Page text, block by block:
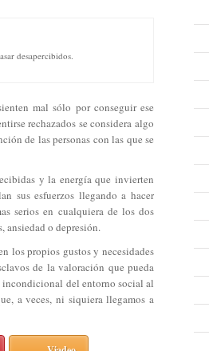
desapercibidos.
mal sólo por conseguir ese
rechazados se considera algo
de las personas con las que se
y la energía que invierten
sus esfuerzos llegando a hacer
serios en cualquiera de los dos
ansiedad o depresión.
los propios gustos y necesidades
de la valoración que pueda
incondicional del entorno social al
a veces, ni siquiera llegamos a